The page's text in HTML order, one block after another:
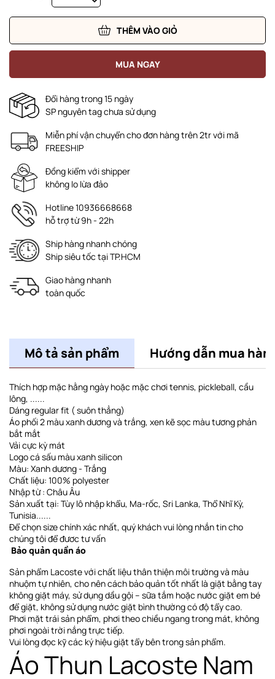
THÊM VÀO GIỎ
MUA NGAY
Đổi hàng trong 15 ngày
SP nguyên tag chưa sử dụng
Miễn phí vận chuyển cho đơn hàng trên 2tr với mã
FREESHIP
Đồng kiểm với shipper
không lo lừa đảo
Hotline 10936668668
hỗ trợ từ 9h - 22h
Ship hàng nhanh chóng
Ship siêu tốc tại TP.HCM
Giao hàng nhanh
toàn quốc
Mô tả sản phẩm Hướng dẫn mua
Thích hợp mặc hằng ngày hoặc mặc chơi tennis, pickleball, cầu
lông, ......
Dáng regular fit ( suôn thẳng)
Áo phối 2 màu xanh dương và trắng, xen kẽ sọc màu tương phản
bắt mắt
Vải cực kỳ mát
Logo cá sấu màu xanh silicon
Màu: Xanh dương - Trắng
Chất liệu: 100% polyester
Nhập từ : Châu Âu
Sản xuất tại: Tùy lô nhập khẩu, Ma-rốc, Sri Lanka, Thổ Nhĩ Kỳ,
Tunisia......
Để chọn size chính xác nhất, quý khách vui lòng nhắn tin cho
chúng tôi để đươc tư vấn
Bảo quản quần áo
Sản phẩm Lacoste với chất liệu thân thiện môi trường và màu
nhuộm tự nhiên, cho nên cách bảo quản tốt nhất là giặt bằng tay
không giặt máy, sử dụng dầu gội – sữa tắm hoặc nước giặt em bé
để giặt, không sử dụng nước giặt bình thường có độ tẩy cao.
Phơi mặt trái sản phẩm, phơi theo chiều ngangtrong mát, không
phơi ngoài trời nắng trực tiếp.
Vui lòng đọc kỹ các ký hiệu giặt tẩy bên trong sản phẩm.
Áo Thun Lacoste Nam